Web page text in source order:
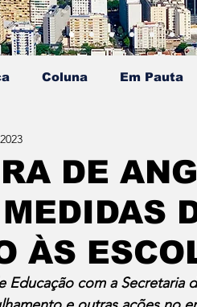
Coluna Em Pauta
Reis Barra do Piraí
DE
ÀS
Educação com a Secretaria